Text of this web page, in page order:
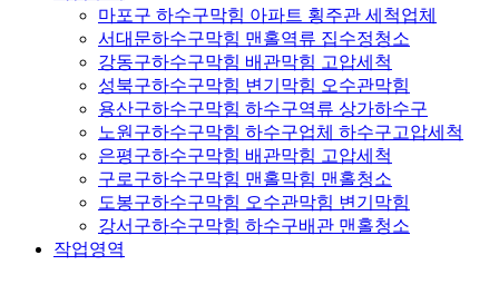
마포구 하수구막힘 아파트 횡주관 세척업체
서대문하수구막힘 맨홀역류 집수정청소
강동구하수구막힘 배관막힘 고압세척
성북구하수구막힘 변기막힘 오수관막힘
용산구하수구막힘 하수구역류 상가하수구
노원구하수구막힘 하수구업체 하수구고압세척
은평구하수구막힘 배관막힘 고압세척
구로구하수구막힘 맨홀막힘 맨홀청소
도봉구하수구막힘 오수관막힘 변기막힘
강서구하수구막힘 하수구배관 맨홀청소
작업영역